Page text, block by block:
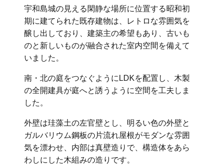
宇和島城の見える閑静な場所に位置する昭和初
期に建てられた既存建物は、レトロな雰囲気を
醸し出しており、建築主の希望もあり、古いも
のと新しいものが融合された室内空間を備えて
いました。
南・北の庭をつなぐようにLDKを配置し、木製
の全開建具が庭へと誘うように空間を工夫しま
した。
外壁は珪藻土の左官壁とし、明るい色の外壁と
ガルバリウム鋼板の片流れ屋根がモダンな雰囲
気を漂わせ、内部は真壁造りで、構造体をあら
わしにした木組みの造りです。